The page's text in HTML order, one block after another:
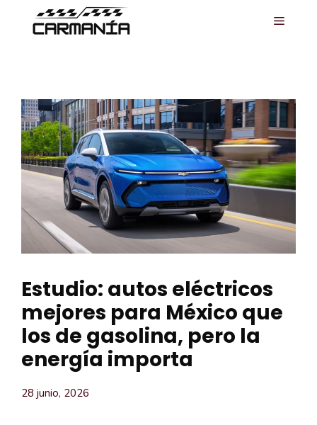
MENÚ
Estudio: autos eléctricos
mejores para México que
los de gasolina, pero la
energía importa
28 junio, 2026